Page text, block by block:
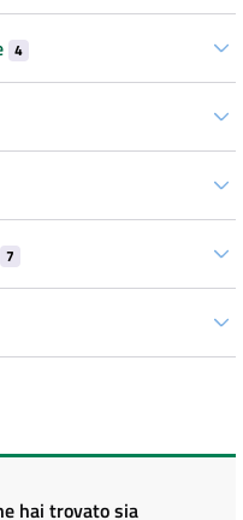
4
7
hai trovato sia